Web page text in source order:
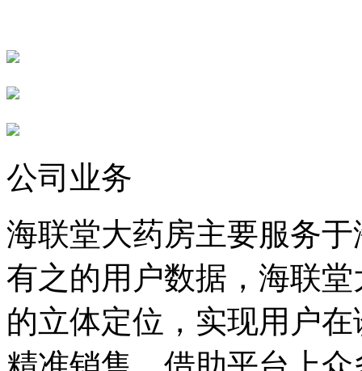
公司业务
海联堂大药房主要服务
有之的用户数据，海联
的立体定位，实现用户